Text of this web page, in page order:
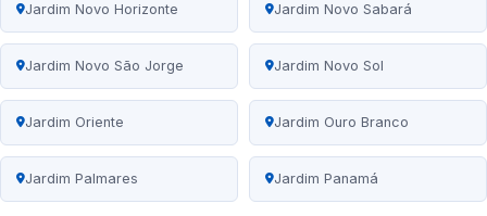
Jardim Novo Horizonte Jardim Novo Sabará
Jardim Novo São Jorge Jardim Novo Sol
Jardim Oriente Jardim Ouro Branco
Jardim Palmares Jardim Panamá